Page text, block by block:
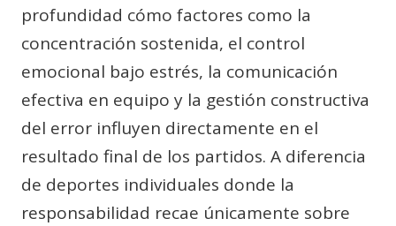
profundidad cómo factores como la
concentración sostenida, el control
emocional bajo estrés, la comunicación
efectiva en equipo y la gestión constructiva
del error influyen directamente en el
resultado final de los partidos. A diferencia
de deportes individuales donde la
responsabilidad recae únicamente sobre